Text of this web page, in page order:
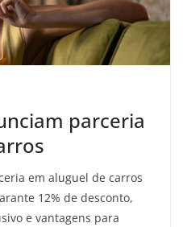
parceria
em aluguel de carros
12% de desconto,
e vantagens para